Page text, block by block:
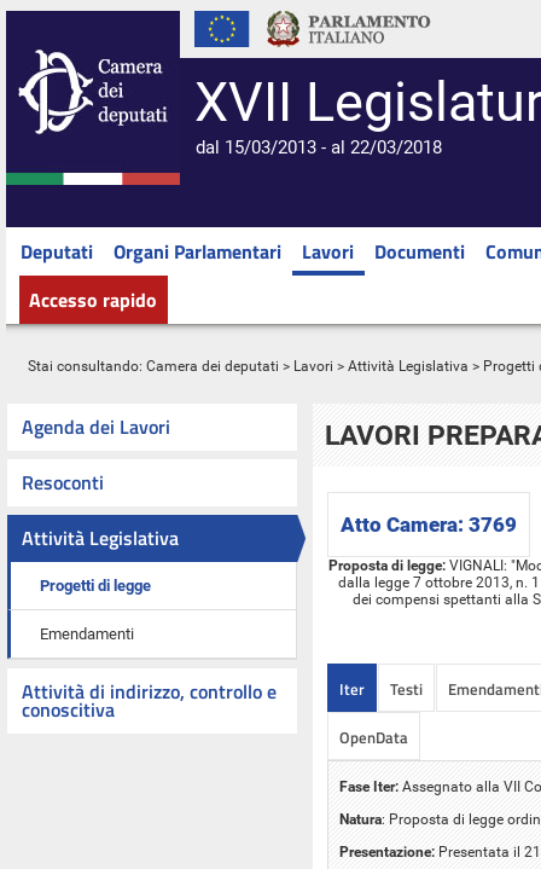
XVII
dal 15/03/2013 - al 22/03/2018
Deputati Organi Parlamentari Lavori Documenti
Accesso rapido
Stai consultando: Camera dei deputati > Lavori > Attività Legislativa > Progetti
Agenda dei Lavori
Resoconti
Attività Legislativa
Progetti di legge
Emendamenti
Attività di indirizzo, controllo e
conoscitiva
LAVORI
Atto Camera: 3769
Proposta di legge: VIGNALI:
dalla legge 7 ottobre 2013, n.
dei compensi spettanti alla
Iter Testi
OpenData
Fase Iter: Assegnato alla VII
Natura: Proposta di legge
Presentazione: Presentata il